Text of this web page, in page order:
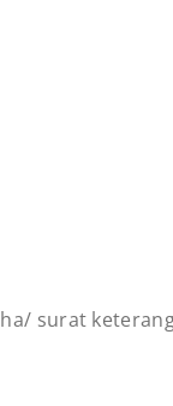
surat